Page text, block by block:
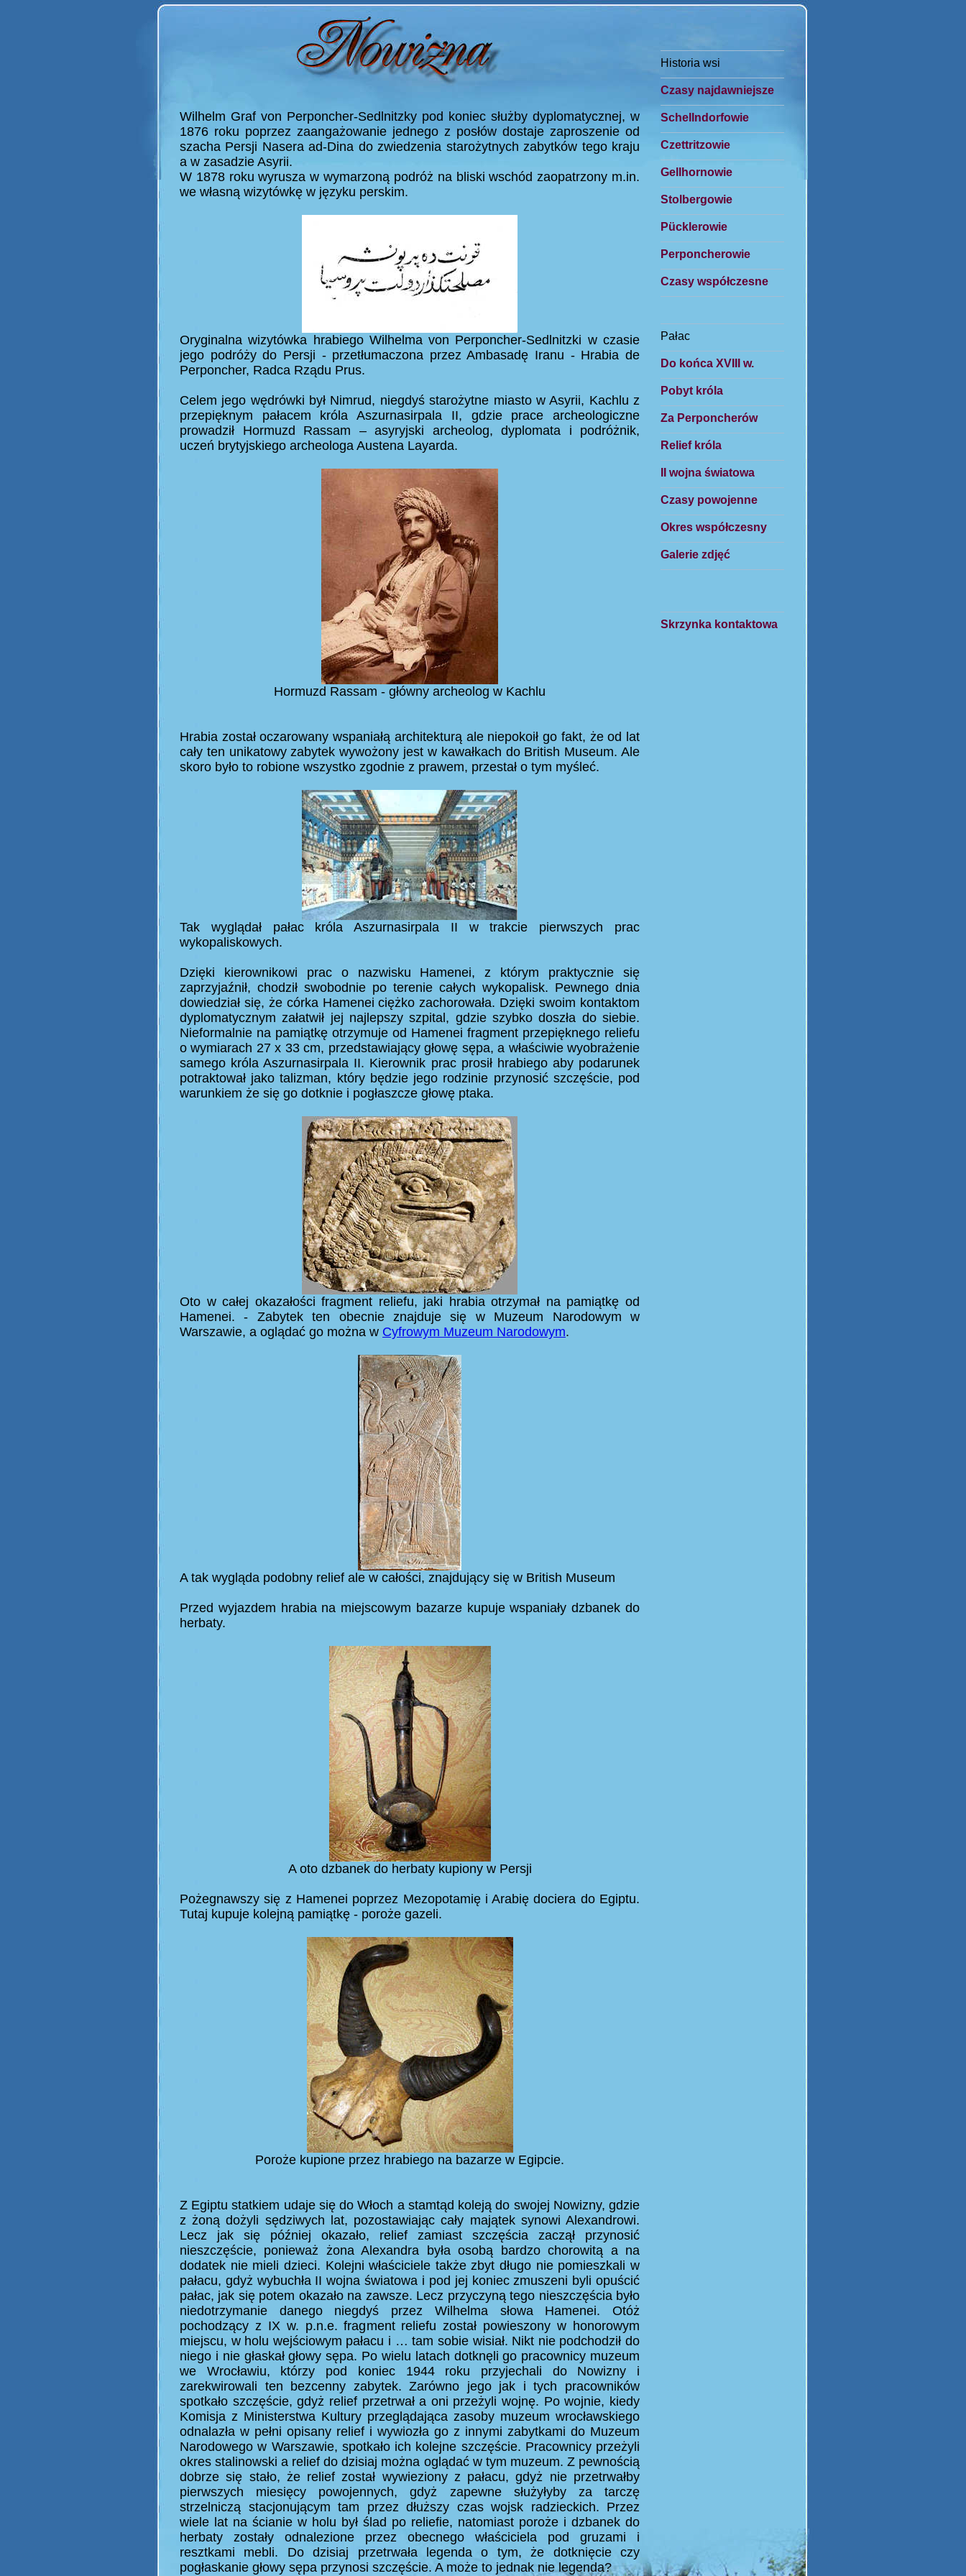
Wilhelm Graf von Perponcher-Sedlnitzky pod koniec służby dyplomatycznej, w
1876 roku poprzez zaangażowanie jednego z posłów dostaje zaproszenie od
szacha Persji Nasera ad-Dina do zwiedzenia starożytnych zabytków tego kraju
a w zasadzie Asyrii.
W 1878 roku wyrusza w wymarzoną podróż na bliski wschód zaopatrzony m.in.
we własną wizytówkę w języku perskim.
Oryginalna wizytówka hrabiego Wilhelma von Perponcher-Sedlnitzki w czasie
jego podróży do Persji - przetłumaczona przez Ambasadę Iranu - Hrabia de
Perponcher, Radca Rządu Prus.
Celem jego wędrówki był Nimrud, niegdyś starożytne miasto w Asyrii, Kachlu z
przepięknym pałacem króla Aszurnasirpala II, gdzie prace archeologiczne
prowadził Hormuzd Rassam – asyryjski archeolog, dyplomata i podróżnik,
uczeń brytyjskiego archeologa Austena Layarda.
Hormuzd Rassam - główny archeolog w Kachlu
Hrabia został oczarowany wspaniałą architekturą ale niepokoił go fakt, że od lat
cały ten unikatowy zabytek wywożony jest w kawałkach do British Museum. Ale
skoro było to robione wszystko zgodnie z prawem, przestał o tym myśleć.
Tak wyglądał pałac króla Aszurnasirpala II w trakcie pierwszych prac
wykopaliskowych.
Dzięki kierownikowi prac o nazwisku Hamenei, z którym praktycznie się
zaprzyjaźnił, chodził swobodnie po terenie całych wykopalisk. Pewnego dnia
dowiedział się, że córka Hamenei ciężko zachorowała. Dzięki swoim kontaktom
dyplomatycznym załatwił jej najlepszy szpital, gdzie szybko doszła do siebie.
Nieformalnie na pamiątkę otrzymuje od Hamenei fragment przepięknego reliefu
o wymiarach 27 x 33 cm, przedstawiający głowę sępa, a właściwie wyobrażenie
samego króla Aszurnasirpala II. Kierownik prac prosił hrabiego aby podarunek
potraktował jako talizman, który będzie jego rodzinie przynosić szczęście, pod
warunkiem że się go dotknie i pogłaszcze głowę ptaka.
Oto w całej okazałości fragment reliefu, jaki hrabia otrzymał na pamiątkę od
Hamenei. - Zabytek ten obecnie znajduje się w Muzeum Narodowym w
Warszawie, a oglądać go można w Cyfrowym Muzeum Narodowym.
A tak wygląda podobny relief ale w całości, znajdujący się w British Museum
Przed wyjazdem hrabia na miejscowym bazarze kupuje wspaniały dzbanek do
herbaty.
A oto dzbanek do herbaty kupiony w Persji
Pożegnawszy się z Hamenei poprzez Mezopotamię i Arabię dociera do Egiptu.
Tutaj kupuje kolejną pamiątkę - poroże gazeli.
Poroże kupione przez hrabiego na bazarze w Egipcie.
Z Egiptu statkiem udaje się do Włoch a stamtąd koleją do swojej Nowizny, gdzie
z żoną dożyli sędziwych lat, pozostawiając cały majątek synowi Alexandrowi.
Lecz jak się później okazało, relief zamiast szczęścia zaczął przynosić
nieszczęście, ponieważ żona Alexandra była osobą bardzo chorowitą a na
dodatek nie mieli dzieci. Kolejni właściciele także zbyt długo nie pomieszkali w
pałacu, gdyż wybuchła II wojna światowa i pod jej koniec zmuszeni byli opuścić
pałac, jak się potem okazało na zawsze. Lecz przyczyną tego nieszczęścia było
niedotrzymanie danego niegdyś przez Wilhelma słowa Hamenei. Otóż
pochodzący z IX w. p.n.e. fragment reliefu został powieszony w honorowym
miejscu, w holu wejściowym pałacu i … tam sobie wisiał. Nikt nie podchodził do
niego i nie głaskał głowy sępa. Po wielu latach dotknęli go pracownicy muzeum
we Wrocławiu, którzy pod koniec 1944 roku przyjechali do Nowizny i
zarekwirowali ten bezcenny zabytek. Zarówno jego jak i tych pracowników
spotkało szczęście, gdyż relief przetrwał a oni przeżyli wojnę. Po wojnie, kiedy
Komisja z Ministerstwa Kultury przeglądająca zasoby muzeum wrocławskiego
odnalazła w pełni opisany relief i wywiozła go z innymi zabytkami do Muzeum
Narodowego w Warszawie, spotkało ich kolejne szczęście. Pracownicy przeżyli
okres stalinowski a relief do dzisiaj można oglądać w tym muzeum. Z pewnością
dobrze się stało, że relief został wywieziony z pałacu, gdyż nie przetrwałby
pierwszych miesięcy powojennych, gdyż zapewne służyłyby za tarczę
strzelniczą stacjonującym tam przez dłuższy czas wojsk radzieckich. Przez
wiele lat na ścianie w holu był ślad po reliefie, natomiast poroże i dzbanek do
herbaty zostały odnalezione przez obecnego właściciela pod gruzami i
resztkami mebli. Do dzisiaj przetrwała legenda o tym, że dotknięcie czy
pogłaskanie głowy sępa przynosi szczęście. A może to jednak nie legenda?
Historia wsi
Czasy najdawniejsze
Schellndorfowie
Czettritzowie
Gellhornowie
Stolbergowie
Pücklerowie
Perponcherowie
Czasy współczesne
Pałac
Do końca XVIII w.
Pobyt króla
Za Perponcherów
Relief króla
II wojna światowa
Czasy powojenne
Okres współczesny
Galerie zdjęć
Skrzynka kontaktowa